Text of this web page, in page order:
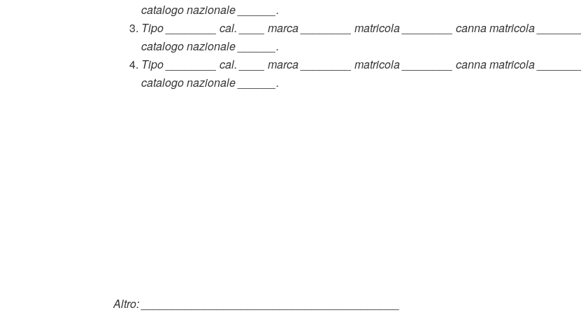
catalogo nazionale ______.
Tipo ________ cal. ____ marca ________ matricola ________ canna matricola ________
catalogo nazionale ______.
Tipo ________ cal. ____ marca ________ matricola ________ canna matricola ________
catalogo nazionale ______.
Altro: _________________________________________